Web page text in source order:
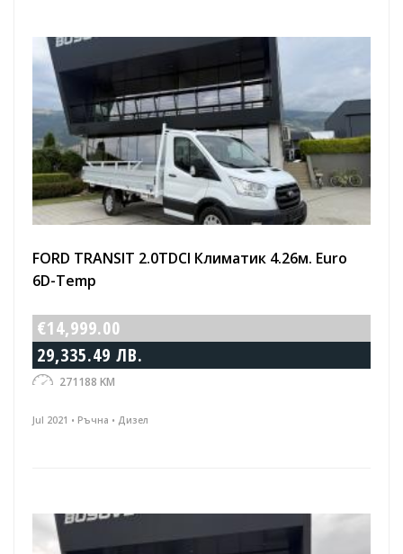
FORD TRANSIT 2.0TDCI Климатик 4.26м. Euro
6D-Temp
€14,999.00
29,335.49 ЛВ.
271188 KM
Jul 2021 • Ръчна • Дизел